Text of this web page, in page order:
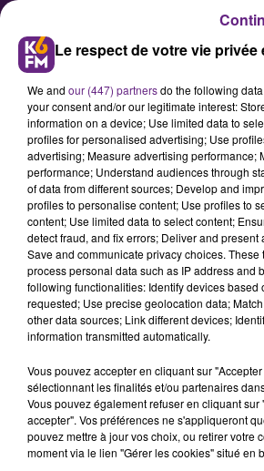
Trafic très perturbé
les rails
En raison de la
mobilisation contre la
retraites, le trafic sera
perturbé ce jeudi à la
Publié : 22 mars 2023 à 19h07 par
Le respect de votre vie
We and our (447) partnersdo the following
your consent and/or our legitimate interest:
information on a device; Use limited data to
profiles for personalised advertising; Use
advertising; Measure advertising performance;
performance; Understand audiences through
of data from different sources; Develop and
profiles to personalise content; Use profiles to
content; Use limited data to select content;
detect fraud, and fix errors; Deliver and
Save and communicate privacy choices.
process personal data such as IP address and
following functionalities: Identify devices based
requested; Use precise geolocation data;
other data sources; Link different devices;
information transmitted automatically.
Vous pouvez accepter en cliquant sur
sélectionnant les finalités et/ou partenaires
Vous pouvez également refuser en cliquant sur
accepter". Vos préférences ne s'appliqueront
pouvez mettre à jour vos choix, ou retirer votre
moment via le lien "Gérer les cookies" situé en